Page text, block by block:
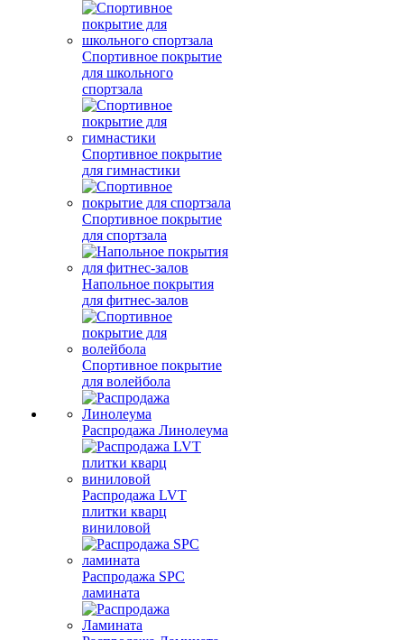
Спортивное покрытие
для школьного
спортзала
Спортивное покрытие
для гимнастики
Спортивное покрытие
для спортзала
Напольное покрытия
для фитнес-залов
Спортивное покрытие
для волейбола
Распродажа Линолеума
Распродажа LVT
плитки кварц
виниловой
Распродажа SPC
ламината